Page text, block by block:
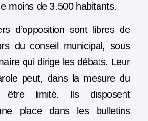
moins de 3.500 habitants.
d’opposition sont libres de
du conseil municipal, sous
qui dirige les débats. Leur
peut, dans la mesure du
être limité. Ils disposent
place dans les bulletins